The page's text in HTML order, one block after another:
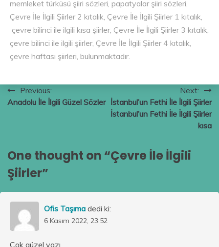
memleket türküsü şiiri sözleri, papatyalar şiiri sözleri,
Çevre İle İlgili Şiirler 2 kıtalık, Çevre İle İlgili Şiirler 1 kıtalık,
çevre bilinci ile ilgili kısa şiirler, Çevre İle İlgili Şiirler 3 kıtalık,
çevre bilinci ile ilgili şiirler, Çevre İle İlgili Şiirler 4 kıtalık,
çevre haftası şiirleri, bulunmaktadır.
Yazı
gezinmesi
Previous:
Anadolu İle İlgili Güzel Sözler
Next:
İstanbul’un Fethi İle İlgili Şiirler
İstanbul’un Fethi İle İlgili Şiirler
kısa
One thought on “Çevre İle İlgili
Şiirler”
Ofis Taşıma dedi ki:
6 Kasım 2022, 23:52
Çok güzel yazı